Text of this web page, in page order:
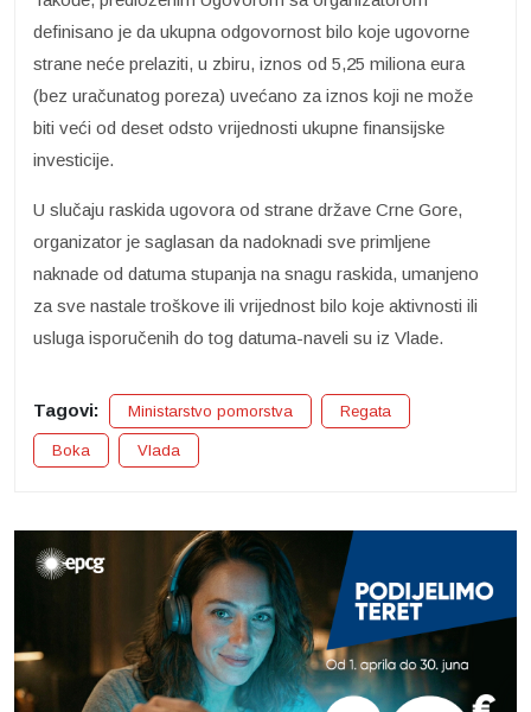
definisano je da ukupna odgovornost bilo koje ugovorne
strane neće prelaziti, u zbiru, iznos od 5,25 miliona eura
(bez uračunatog poreza) uvećano za iznos koji ne može
biti veći od deset odsto vrijednosti ukupne finansijske
investicije.
U slučaju raskida ugovora od strane države Crne Gore,
organizator je saglasan da nadoknadi sve primljene
naknade od datuma stupanja na snagu raskida, umanjeno
za sve nastale troškove ili vrijednost bilo koje aktivnosti ili
usluga isporučenih do tog datuma-naveli su iz Vlade.
Tagovi: Ministarstvo pomorstva Regata
Boka Vlada